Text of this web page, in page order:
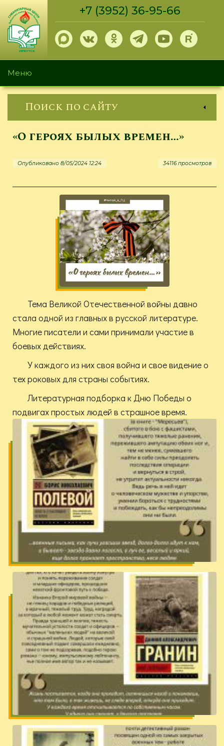
Перейти
основному
содержанию
+7 (3952) 36-95-66
Меню
Поиск по сайту
«О героях былых времен…»
Опубликовано 8/05/2024 12:24 34116 просмотров
Тема Великой Отечественной войны давно
стала одной из главных в русской литературе.
Многие писатели и сами принимали участие в
боевых действиях.
У каждого из них своя война и свое видение о
тех роковых для страны событиях.
Литературная подборка к Дню Победы о
подвигах простых людей в страшное время.